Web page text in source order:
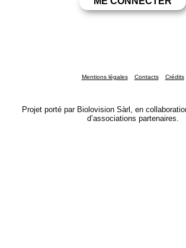
Mentions légales Contacts Crédits
Projet porté par Biolovision Sàrl, en
d’associations partenaires.